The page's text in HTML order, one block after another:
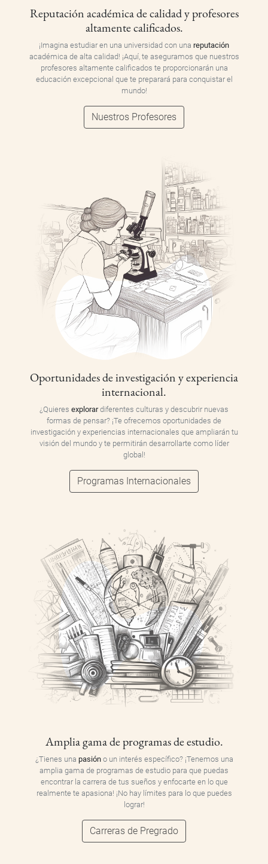
Reputación académica de calidad y profesores
altamente calificados.
¡Imagina estudiar en una universidad con una reputación
académica de alta calidad! ¡Aquí, te aseguramos que nuestros
profesores altamente calificados te proporcionarán una
educación excepcional que te preparará para conquistar el
mundo!
Nuestros Profesores
Oportunidades de investigación y experiencia
internacional.
¿Quieres explorardiferentes culturas y descubrir nuevas
formas de pensar? ¡Te ofrecemos oportunidades de
investigación y experiencias internacionales que ampliarán tu
visión del mundo y te permitirán desarrollarte como líder
global!
Programas Internacionales
Amplia gama de programas de estudio.
¿Tienes una pasióno un interés específico? ¡Tenemos una
amplia gama de programas de estudio para que puedas
encontrar la carrera de tus sueños y enfocarte en lo que
realmente te apasiona! ¡No hay límites para lo que puedes
lograr!
Carreras de Pregrado